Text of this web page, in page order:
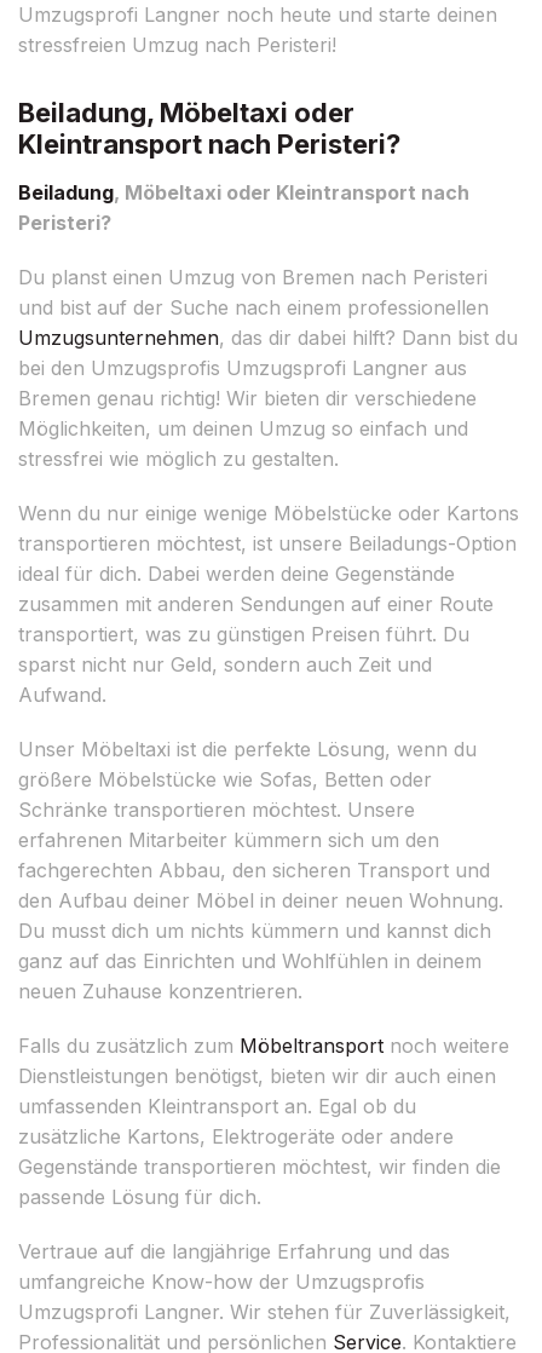
Umzugsprofi Langner noch heute und starte deinen
stressfreien Umzug nach Peristeri!
Beiladung, Möbeltaxi oder
Kleintransport nach Peristeri?
Beiladung, Möbeltaxi oder Kleintransport nach
Peristeri?
Du planst einen Umzug von Bremen nach Peristeri
und bist auf der Suche nach einem professionellen
Umzugsunternehmen, das dir dabei hilft? Dann bist du
bei den Umzugsprofis Umzugsprofi Langner aus
Bremen genau richtig! Wir bieten dir verschiedene
Möglichkeiten, um deinen Umzug so einfach und
stressfrei wie möglich zu gestalten.
Wenn du nur einige wenige Möbelstücke oder Kartons
transportieren möchtest, ist unsere Beiladungs-Option
ideal für dich. Dabei werden deine Gegenstände
zusammen mit anderen Sendungen auf einer Route
transportiert, was zu günstigen Preisen führt. Du
sparst nicht nur Geld, sondern auch Zeit und
Aufwand.
Unser Möbeltaxi ist die perfekte Lösung, wenn du
größere Möbelstücke wie Sofas, Betten oder
Schränke transportieren möchtest. Unsere
erfahrenen Mitarbeiter kümmern sich um den
fachgerechten Abbau, den sicheren Transport und
den Aufbau deiner Möbel in deiner neuen Wohnung.
Du musst dich um nichts kümmern und kannst dich
ganz auf das Einrichten und Wohlfühlen in deinem
neuen Zuhause konzentrieren.
Falls du zusätzlich zum Möbeltransport noch weitere
Dienstleistungen benötigst, bieten wir dir auch einen
umfassenden Kleintransport an. Egal ob du
zusätzliche Kartons, Elektrogeräte oder andere
Gegenstände transportieren möchtest, wir finden die
passende Lösung für dich.
Vertraue auf die langjährige Erfahrung und das
umfangreiche Know-how der Umzugsprofis
Umzugsprofi Langner. Wir stehen für Zuverlässigkeit,
Professionalität und persönlichen Service. Kontaktiere